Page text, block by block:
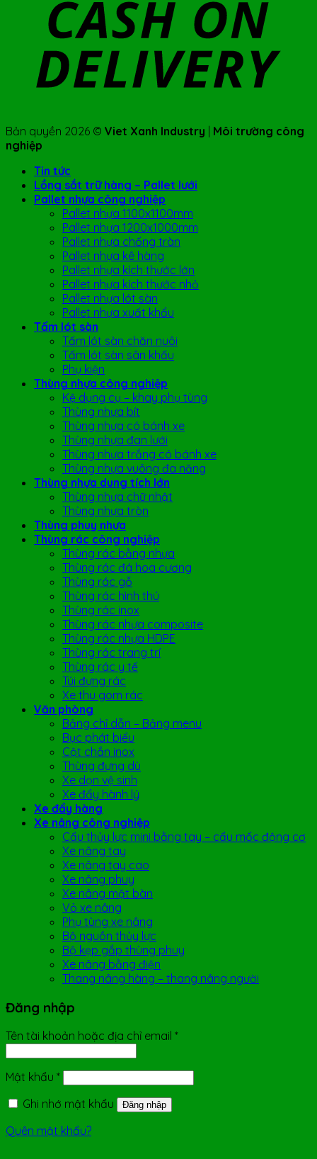
Bản quyền 2026 © Viet Xanh Industry
Môi trường công
nghiệp
Tin tức
Lồng sắt trữ hàng – Pallet lưới
Pallet nhựa công nghiệp
Pallet nhựa 1100x1100mm
Pallet nhựa 1200x1000mm
Pallet nhựa chống tràn
Pallet nhựa kê hàng
Pallet nhựa kích thước lớn
Pallet nhựa kích thước nhỏ
Pallet nhựa lót sàn
Pallet nhựa xuất khẩu
Tấm lót sàn
Tấm lót sàn chăn nuôi
Tấm lót sàn sân khấu
Phụ kiện
Thùng nhựa công nghiệp
Kệ dụng cụ – khay phụ tùng
Thùng nhựa bít
Thùng nhựa có bánh xe
Thùng nhựa đan lưới
Thùng nhựa trắng có bánh xe
Thùng nhựa vuông đa năng
Thùng nhựa dung tích lớn
Thùng nhựa chữ nhật
Thùng nhựa tròn
Thùng phuy nhựa
Thùng rác công nghiệp
Thùng rác bằng nhựa
Thùng rác đá hoa cương
Thùng rác gỗ
Thùng rác hình thú
Thùng rác inox
Thùng rác nhựa composite
Thùng rác nhựa HDPE
Thùng rác trang trí
Thùng rác y tế
Túi đựng rác
Xe thu gom rác
Văn phòng
Bảng chỉ dẫn – Bảng menu
Bục phát biểu
Cột chắn inox
Thùng đựng dù
Xe dọn vệ sinh
Xe đẩy hành lý
Xe đẩy hàng
Xe nâng công nghiệp
Cẩu thủy lực mini bằng tay – cẩu mốc động cơ
Xe nâng tay
Xe nâng tay cao
Xe nâng phuy
Xe nâng mặt bàn
Vỏ xe nâng
Phụ tùng xe nâng
Bộ nguồn thủy lực
Bộ kẹp gắp thùng phuy
Xe nâng bằng điện
Thang nâng hàng – thang nâng người
Đăng nhập
Tên tài khoản hoặc địa chỉ email *
Mật khẩu *
Ghi nhớ mật khẩu
Đăng nhập
Quên mật khẩu?